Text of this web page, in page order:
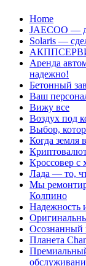
Перейти
содержанию
Home
JAECOO —
Solaris —
Аренда
надежно!
Бетонный
Ваш
Вижу все
Воздух под
Выбор,
Когда земля
Кроссовер с
Лада — то,
Мы
Колпино
Надежность
Осознанный
Планета